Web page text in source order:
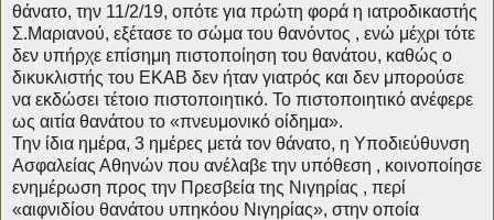
θάνατο, την 11/2/19, οπότε για πρώτη φορά η ιατροδικαστής
Σ.Μαριανού, εξέτασε το σώμα του θανόντος , ενώ μέχρι τότε
δεν υπήρχε επίσημη πιστοποίηση του θανάτου, καθώς ο
δικυκλιστής του ΕΚΑΒ δεν ήταν γιατρός και δεν μπορούσε
να εκδώσει τέτοιο πιστοποιητικό. Το πιστοποιητικό ανέφερε
ως αιτία θανάτου το «πνευμονικό οίδημα».
Την ίδια ημέρα, 3 ημέρες μετά τον θάνατο, η Υποδιεύθυνση
Ασφαλείας Αθηνών που ανέλαβε την υπόθεση , κοινοποίησε
ενημέρωση προς την Πρεσβεία της Νιγηρίας , περί
«αιφνιδίου θανάτου υπηκόου Νιγηρίας», στην οποία